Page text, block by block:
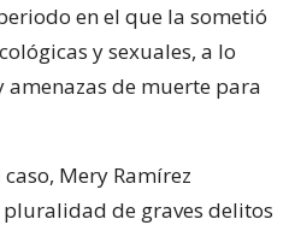
en el que la sometió
y sexuales, a lo
amenazas de muerte para
Mery Ramírez
pluralidad de graves delitos